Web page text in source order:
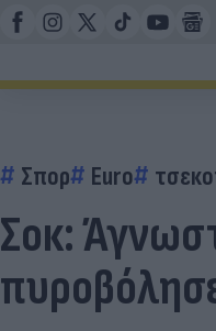
Σπορ Euro
Σοκ: